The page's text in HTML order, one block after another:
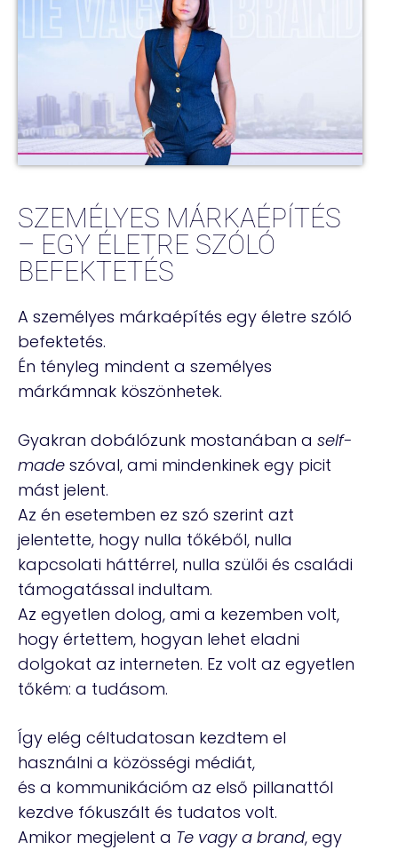
SZEMÉLYES MÁRKAÉPÍTÉS
– EGY ÉLETRE SZÓLÓ
BEFEKTETÉS
A személyes márkaépítés egy életre szóló
befektetés.
Én tényleg mindent a személyes
márkámnak köszönhetek.
Gyakran dobálózunk mostanában a self-
made szóval, ami mindenkinek egy picit
mást jelent.
Az én esetemben ez szó szerint azt
jelentette, hogy nulla tőkéből, nulla
kapcsolati háttérrel, nulla szülői és családi
támogatással indultam.
Az egyetlen dolog, ami a kezemben volt,
hogy értettem, hogyan lehet eladni
dolgokat az interneten. Ez volt az egyetlen
tőkém: a tudásom.
Így elég céltudatosan kezdtem el
használni a közösségi médiát,
és a kommunikációm az első pillanattól
kezdve fókuszált és tudatos volt.
Amikor megjelent a Te vagy a brand, egy